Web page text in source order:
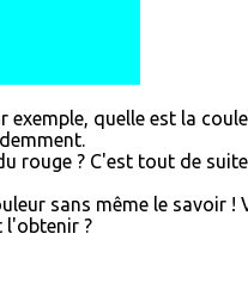
exemple, quelle est la
rouge ? C'est tout de
sans même le savoir !
l'obtenir ?